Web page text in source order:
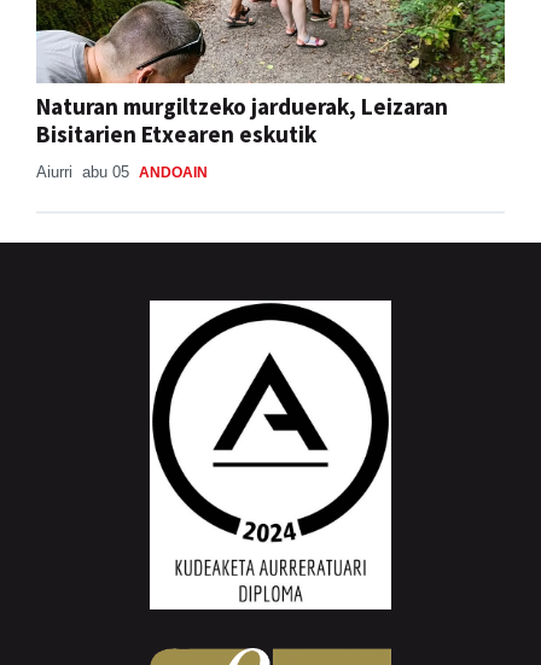
Naturan murgiltzeko jarduerak, Leizaran
Bisitarien Etxearen eskutik
Aiurri abu 05 ANDOAIN